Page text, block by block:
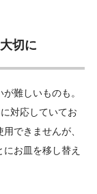
切に
難しいものも。
対応していてお
できませんが、
お皿を移し替え